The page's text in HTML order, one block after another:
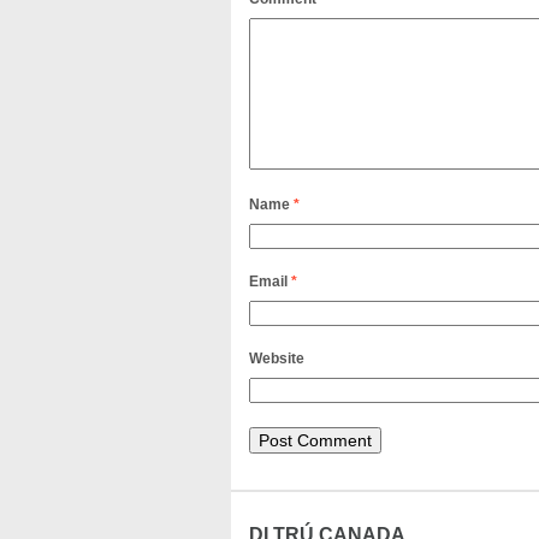
Name *
Email *
Website